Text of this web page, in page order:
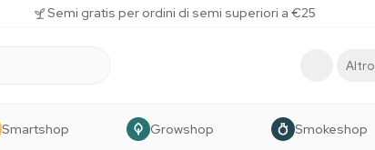
Semi gratis per ordini di semi superiori a €25
Altro
Smartshop Growshop Smokeshop